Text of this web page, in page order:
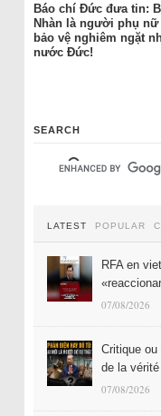
Báo chí Đức đưa tin:
Nhàn là người phụ
bảo vệ nghiêm ngặt
nước Đức!
SEARCH
LATEST POPULAR
RFA en
07/08/2026
Critique
de la vérité
07/08/2026